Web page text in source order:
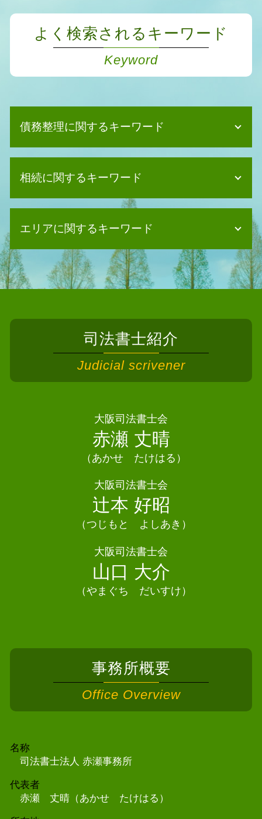
よく検索されるキーワード
Keyword
債務整理に関するキーワード
自己破産 デメリット 仕事
任意整理 費用 払えない
債務整理 よくある質問
任意整理 デメリット
債務整理 妻
債務整理 相談
債務整理 保証人
任意整理 訴訟
債務整理 恥ずかしい
債務整理 クレジットカード 作れる
債務整理 デメリット 住宅ローン
消滅時効 起算点
自己破産 クレジットカード
相続に関するキーワード
遺産分割協議 難航
相続 土地 名義変更
相続人 申告 登記
遺産分割協議 土地
遺産分割協議 公正証書
相続 進まない
相続 相続人
相続放棄 手続き
法定相続人 配偶者なし
法定相続人 独身
遺産分割協議 相続放棄
相続 不動産登記
限定承認 相続
法定相続人とは
相続 協議書
エリアに関するキーワード
相続 司法書士 大東市
債務整理 司法書士 岸和田市
債務整理 司法書士 高槻市
債務整理 司法書士 交野市
相続 司法書士 岸和田市
相続 司法書士 大阪市
相続 司法書士 岬町
相続 司法書士 柏原市
相続 司法書士熊取町
相続 司法書士 忠岡町
相続 司法書士 能勢町
相続 司法書士 豊能町
債務整理 司法書士 大阪狭山市
相続 司法書士 箕面市
債務整理 司法書士熊取町
司法書士紹介
Judicial scrivener
大阪司法書士会
赤瀬 丈晴
（あかせ たけはる）
大阪司法書士会
辻本 好昭
（つじもと よしあき）
大阪司法書士会
山口 大介
（やまぐち だいすけ）
事務所概要
Office Overview
名称
司法書士法人 赤瀬事務所
代表者
赤瀬 丈晴（あかせ たけはる）